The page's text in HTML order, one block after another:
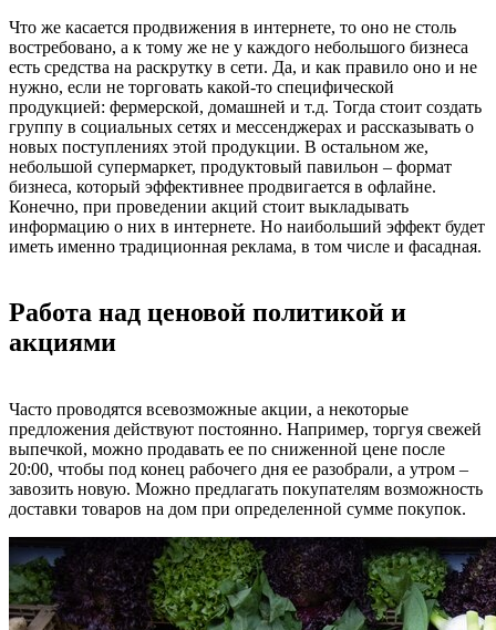
Что же касается продвижения в интернете, то оно не столь
востребовано, а к тому же не у каждого небольшого бизнеса
есть средства на раскрутку в сети. Да, и как правило оно и не
нужно, если не торговать какой-то специфической
продукцией: фермерской, домашней и т.д. Тогда стоит создать
группу в социальных сетях и мессенджерах и рассказывать о
новых поступлениях этой продукции. В остальном же,
небольшой супермаркет, продуктовый павильон – формат
бизнеса, который эффективнее продвигается в офлайне.
Конечно, при проведении акций стоит выкладывать
информацию о них в интернете. Но наибольший эффект будет
иметь именно традиционная реклама, в том числе и фасадная.
Работа над ценовой политикой и
акциями
Часто проводятся всевозможные акции, а некоторые
предложения действуют постоянно. Например, торгуя свежей
выпечкой, можно продавать ее по сниженной цене после
20:00, чтобы под конец рабочего дня ее разобрали, а утром –
завозить новую. Можно предлагать покупателям возможность
доставки товаров на дом при определенной сумме покупок.